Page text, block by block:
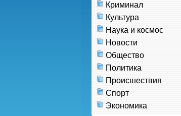
Криминал
Культура
Наука и космос
Новости
Общество
Политика
Происшествия
Спорт
Экономика